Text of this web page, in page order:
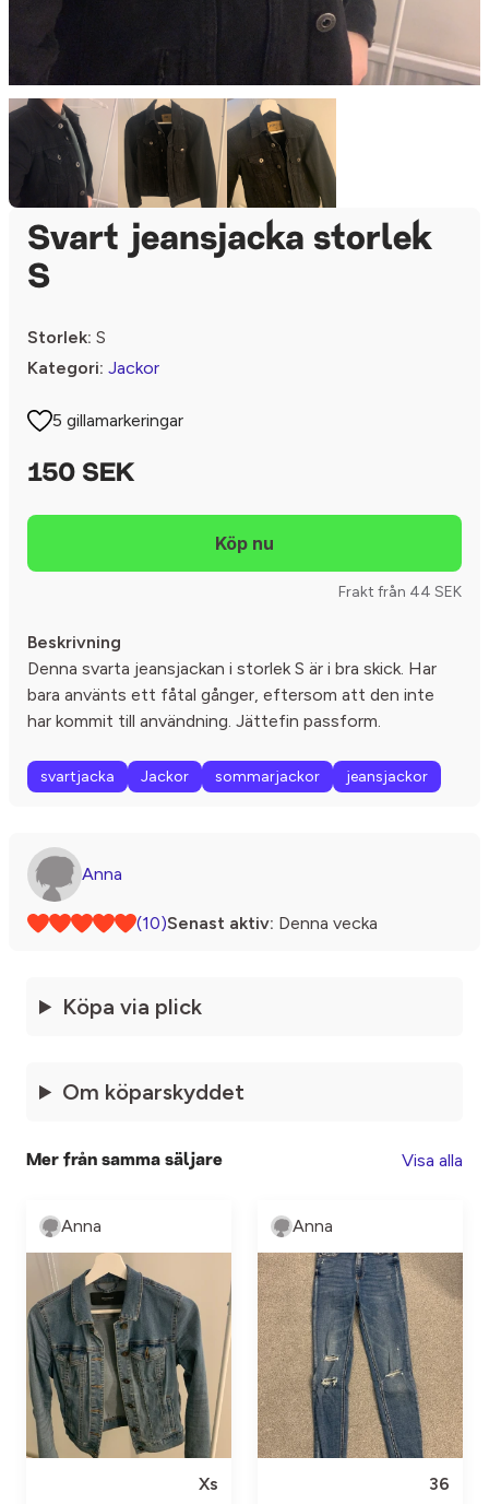
Svart jeansjacka storlek
S
Storlek: S
Kategori: Jackor
5 gillamarkeringar
150 SEK
Frakt från 44 SEK
Beskrivning
Denna svarta jeansjackan i storlek S är i bra skick. Har
bara använts ett fåtal gånger, eftersom att den inte
har kommit till användning. Jättefin passform.
svartjacka Jackor sommarjackor jeansjackor
Anna
(10)Senast aktiv: Denna vecka
Köpa via plick
Om köparskyddet
Mer från samma säljare Visa alla
Anna
Xs
Anna
36